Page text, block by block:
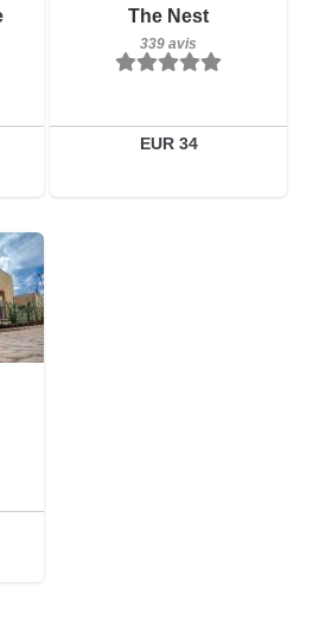
The Nest
339 avis
EUR 34
Petit-déjeuner inclus
339 avis
Réserver